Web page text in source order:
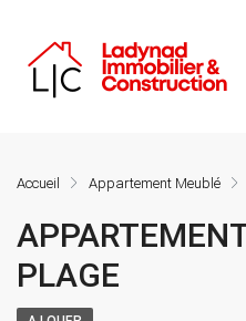
Accueil Appartement Meublé
PLAGE